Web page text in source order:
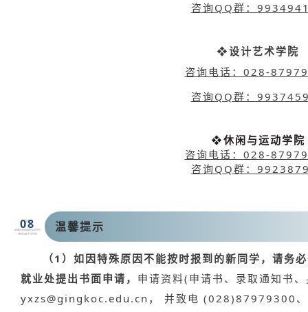
咨询QQ群：
❖设计艺术学院
咨询电话：028-
咨询QQ群：
❖休闲与运动学院
咨询电话：028-
咨询QQ群：
08 温馨提示
（1）如因特殊原因不能按时报到的新同学，请
就业处提出书面申请， 申请资料(申请书、录取通知书
yxzs@gingkoc.edu.cn， 并致电 (028)87979300